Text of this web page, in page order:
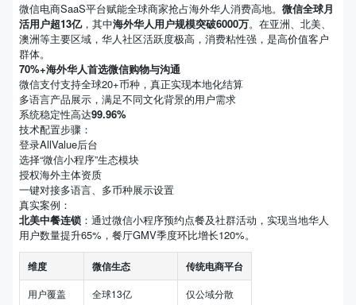
微信电商SaaS平台赋能全球商家抢占海外华人消费高地。 微信全球月
活用户超13亿，其中海外华人用户规模突破6000万。在亚洲、北美、
澳洲等主要区域，华人社区活跃度极高，消费粘性强，是高价值客户
群体。
70%+海外华人首选微信购物与沟通
微信支付支持全球20+币种，真正实现本地化结算
多语言产品展示，满足不同文化背景的用户需求
系统稳定性高达99.96%
技术配置步骤：
登录AllValue后台
选择“微信小程序”生态模块
授权海外主体资质
一键对接多语言、多币种展示设置
真实案例：
北美中餐连锁 ：通过微信小程序预约点餐及社群活动，实现当地华人
用户数量提升65%，餐厅GMV季度环比增长120%。
维度 微信生态 传统电商平台
用户覆盖 全球13亿 仅公域分散